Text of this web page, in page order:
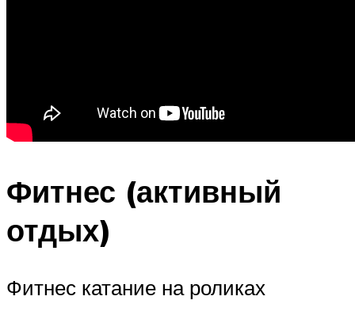
Фитнес (активный
отдых)
Фитнес катание на роликах